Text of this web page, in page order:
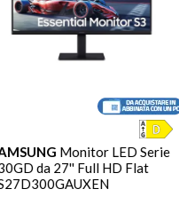
Serie
Flat
SAMSUNG
Gaming G5
WQHD